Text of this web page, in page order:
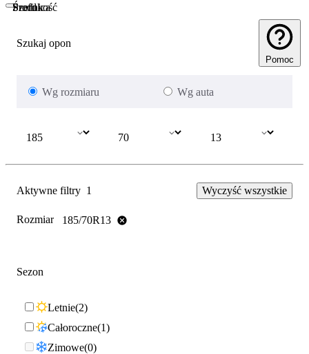
Szukaj opon
Pomoc
Wg rozmiaru Wg auta
Szerokość
Profil
Średnica
Aktywne filtry 1 Wyczyść wszystkie
Rozmiar 185/70R13
Sezon
Letnie 2
Całoroczne 1
Zimowe 0